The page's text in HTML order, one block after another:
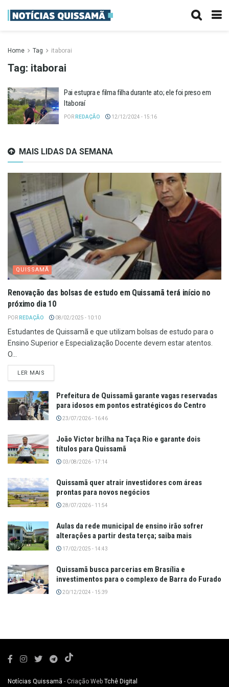
Home Tag itaborai
Tag: itaborai
Pai estupra e filma filha durante ato; ele foi preso em
Itaboraí
POR REDAÇÃO 12/12/2024 - 15:16
MAIS LIDAS DA SEMANA
QUISSAMÃ
Renovação das bolsas de estudo em Quissamã terá início no
próximo dia 10
POR REDAÇÃO 08/02/2025 - 10:10
Estudantes de Quissamã e que utilizam bolsas de estudo para o
Ensino Superior e Especialização Docente devem estar atentos.
O...
LER MAIS
Prefeitura de Quissamã garante vagas reservadas
para idosos em pontos estratégicos do Centro
23/07/2026 - 16:46
João Victor brilha na Taça Rio e garante dois
títulos para Quissamã
03/08/2026 - 17:14
Quissamã quer atrair investidores com áreas
prontas para novos negócios
28/07/2026 - 11:54
Aulas da rede municipal de ensino irão sofrer
alterações a partir desta terça; saiba mais
17/02/2025 - 14:43
Quissamã busca parcerias em Brasília e
investimentos para o complexo de Barra do Furado
20/12/2024 - 15:39
Notícias Quissamã - Criação Web Tchê Digital